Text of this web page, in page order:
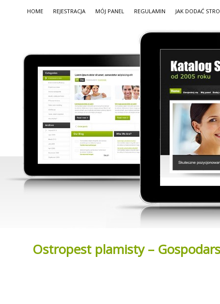
HOME REJESTRACJA MÓJ PANEL REGULAMIN JAK DODAĆ
Ostropest plamisty –